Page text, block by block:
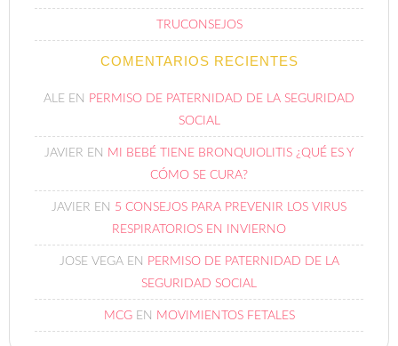
TRUCONSEJOS
COMENTARIOS RECIENTES
ALE EN PERMISO DE PATERNIDAD DE LA SEGURIDAD
SOCIAL
JAVIER EN MI BEBÉ TIENE BRONQUIOLITIS ¿QUÉ ES Y
CÓMO SE CURA?
JAVIER EN 5 CONSEJOS PARA PREVENIR LOS VIRUS
RESPIRATORIOS EN INVIERNO
JOSE VEGAEN PERMISO DE PATERNIDAD DE LA
SEGURIDAD SOCIAL
MCGEN MOVIMIENTOS FETALES